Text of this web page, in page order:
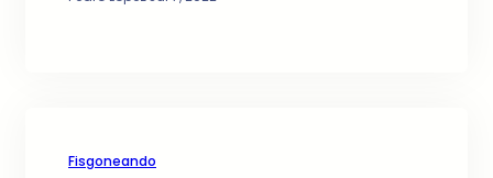
Fisgoneando